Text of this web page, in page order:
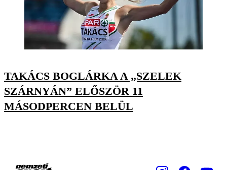
TAKÁCS BOGLÁRKA A „SZELEK
SZÁRNYÁN” ELŐSZÖR 11
MÁSODPERCEN BELÜL